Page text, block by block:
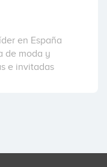
en España
de moda y
e invitadas